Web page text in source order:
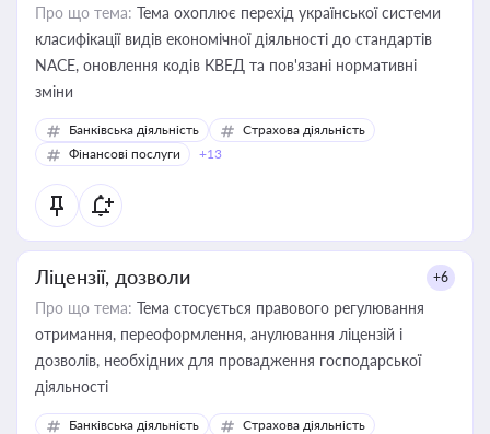
Про що тема: Тема охоплює перехід української системи
класифікації видів економічної діяльності до стандартів
NACE, оновлення кодів КВЕД та пов'язані нормативні
зміни
Банківська діяльність
Страхова діяльність
Фінансові послуги
+13
Ліцензії, дозволи +6
Про що тема: Тема стосується правового регулювання
отримання, переоформлення, анулювання ліцензій і
дозволів, необхідних для провадження господарської
діяльності
Банківська діяльність
Страхова діяльність